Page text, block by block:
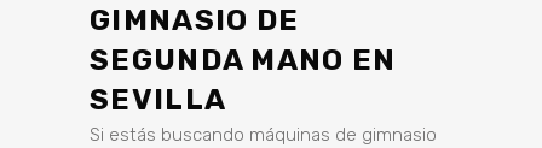
GIMNASIO DE
SEGUNDA MANO EN
SEVILLA
Si estás buscando máquinas de gimnasio